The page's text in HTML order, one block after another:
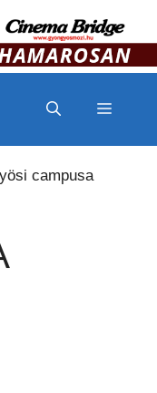
MENÜ